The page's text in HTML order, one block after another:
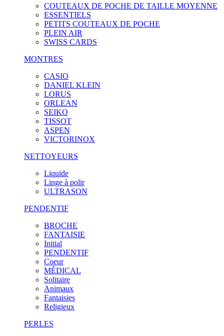
COUTEAUX DE POCHE DE TAILLE MOYENNE
ESSENTIELS
PETITS COUTEAUX DE POCHE
PLEIN AIR
SWISS CARDS
MONTRES
CASIO
DANIEL KLEIN
LORUS
ORLEAN
SEIKO
TISSOT
ASPEN
VICTORINOX
NETTOYEURS
Liquide
Linge à polir
ULTRASON
PENDENTIF
BROCHE
FANTAISIE
Initial
PENDENTIF
Coeur
MÉDICAL
Solitaire
Animaux
Fantaisies
Religieux
PERLES